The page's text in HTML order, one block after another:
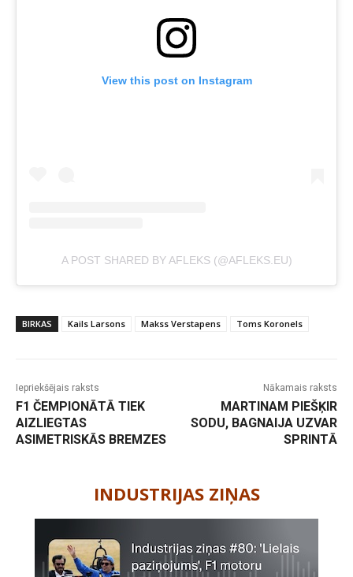
View this post on Instagram
A POST SHARED BY AFLEKS (@AFLEKS.EU)
BIRKAS Kails Larsons Makss Verstapens Toms Koronels
Iepriekšējais raksts
F1 ČEMPIONĀTĀ TIEK
AIZLIEGTAS
ASIMETRISKĀS BREMZES
Nākamais raksts
MARTINAM PIEŠĶIR
SODU, BAGNAIJA UZVAR
SPRINTĀ
INDUSTRIJAS ZIŅAS